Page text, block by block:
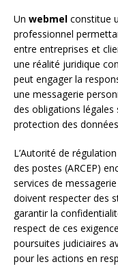
Un webmel constitue
professionnel
entre entreprises et
une réalité juridique
peut engager la
une messagerie
des obligations légales
protection des
L’Autorité de
des postes (ARCEP)
services de
doivent respecter des
garantir la
respect de ces
poursuites judiciaires
pour les actions en